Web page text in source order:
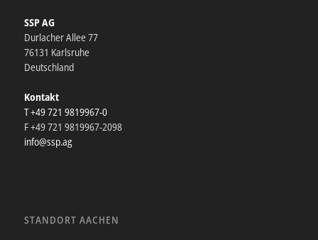
SSP AG
Durlacher Allee 77
76131 Karlsruhe
Deutschland
Kontakt
T +49 721 9819967-0
F +49 721 9819967-2098
info@ssp.ag
STANDORT AACHEN